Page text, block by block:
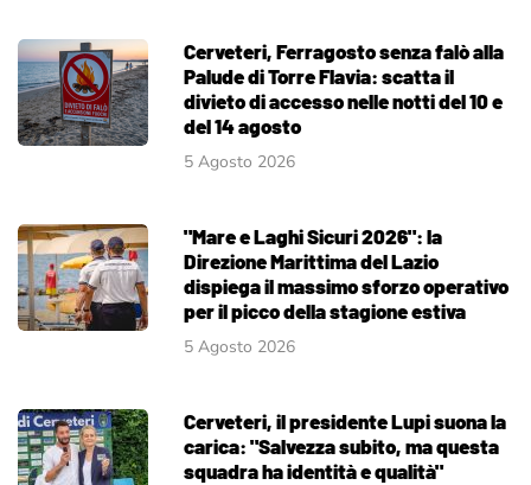
Cerveteri, Ferragosto senza falò alla
Palude di Torre Flavia: scatta il
divieto di accesso nelle notti del 10 e
del 14 agosto
5 Agosto 2026
"Mare e Laghi Sicuri 2026": la
Direzione Marittima del Lazio
dispiega il massimo sforzo operativo
per il picco della stagione estiva
5 Agosto 2026
Cerveteri, il presidente Lupi suona la
carica: "Salvezza subito, ma questa
squadra ha identità e qualità"